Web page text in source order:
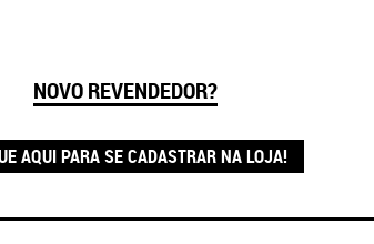
NOVO REVENDEDOR?
AQUI PARA SE CADASTRAR NA LOJA!